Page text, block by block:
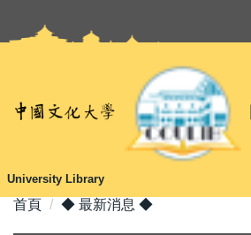
到
內
容
University Library
首頁 ◆ 最新消息 ◆